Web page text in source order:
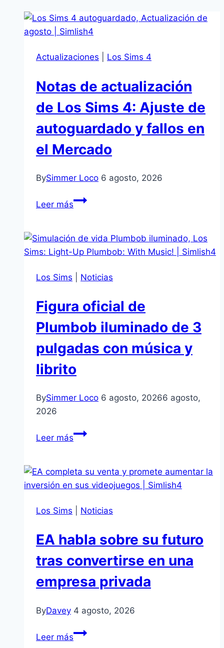
Actualizaciones Los Sims 4
Notas de actualización
de Los Sims 4: Ajuste de
autoguardado y fallos en
el Mercado
BySimmer Loco 6 agosto, 2026
Leer másNotas
de
Los
4:
de
autoguardado
y
fallos
el
Los Sims Noticias
Figura oficial de
Plumbob iluminado de 3
pulgadas con música y
librito
BySimmer Loco 6 agosto, 20266 agosto,
2026
Leer másFigura
Plumbob
iluminado
3
con
y
librito
Los Sims Noticias
EA habla sobre su futuro
tras convertirse en una
empresa privada
ByDavey 4 agosto, 2026
Leer másEA